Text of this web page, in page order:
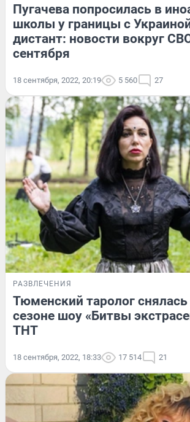
Пугачева попросилась в
школы у границы с
дистант: новости вокруг
сентября
18 сентября, 2022, 20:19 5 560 27
РАЗВЛЕЧЕНИЯ
Тюменский таролог
сезоне шоу «Битвы
ТНТ
18 сентября, 2022, 18:33 17 514 21